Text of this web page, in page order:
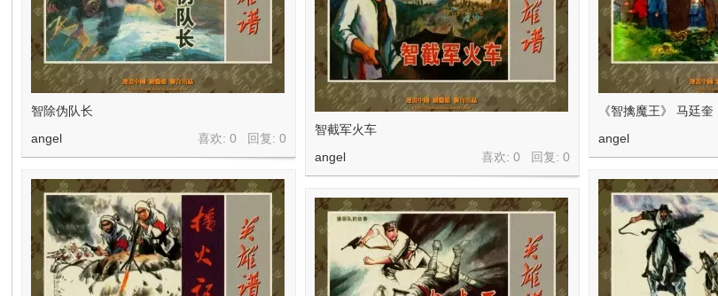
智除伪队长
喜欢: 0 回复:0
angel
《智擒魔王》 马廷奎
angel
智截军火车
喜欢: 0 回复:0
angel